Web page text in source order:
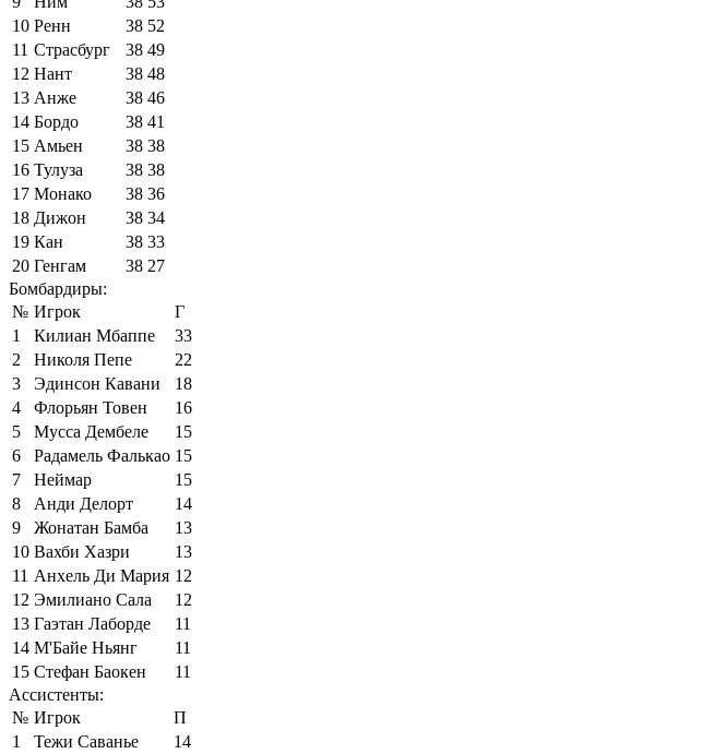
10 Ренн 38 52
11 Страсбург 38 49
12 Нант 38 48
13 Анже 38 46
14 Бордо 38 41
15 Амьен 38 38
16 Тулуза 38 38
17 Монако 38 36
18 Дижон 38 34
19 Кан 38 33
20 Генгам 38 27
Бомбардиры:
№ Игрок
Г
1
Килиан Мбаппе
33
2
Николя Пепе
22
3
Эдинсон Кавани
18
4
Флорьян Товен
16
5
Мусса Дембеле
15
6
Радамель Фалькао 15
7
Неймар
15
8
Анди Делорт
14
9
Жонатан Бамба
13
10 Вахби Хазри
13
11 Анхель Ди Мария 12
12 Эмилиано Сала
12
13 Гаэтан Лаборде
11
14 М'Байе Ньянг
11
15 Стефан Баокен
11
Ассистенты:
№ Игрок
П
1
Тежи Саванье
14